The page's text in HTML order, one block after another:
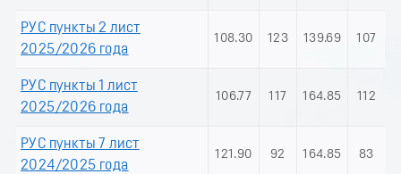
РУС пункты 2 лист
2025/2026 года
108.30 123 139.69 107
РУС пункты 1 лист
2025/2026 года
106.77 117 164.85 112
РУС пункты 7 лист
2024/2025 года
121.90 92 164.85 83